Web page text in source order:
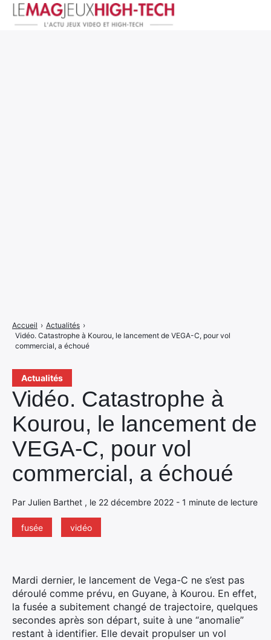
Actualités
Vidéo. Catastrophe à
Kourou, le lancement de
VEGA-C, pour vol
commercial, a échoué
Par Julien Barthet , le 22 décembre 2022 - 1 minute de lecture
fusée vidéo
Accueil › Actualités ›
Vidéo. Catastrophe à Kourou, le lancement de VEGA-C, pour vol
commercial, a échoué
Mardi dernier, le lancement de Vega-C ne s’est pas
déroulé comme prévu, en Guyane, à Kourou. En effet,
la fusée a subitement changé de trajectoire, quelques
secondes après son départ, suite à une “anomalie”
restant à identifier. Elle devait propulser un vol